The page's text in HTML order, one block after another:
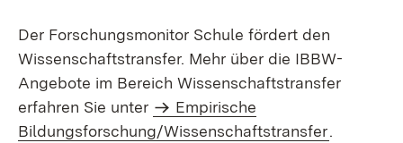
Der Forschungsmonitor Schule fördert den
Wissenschaftstransfer. Mehr über die IBBW-
Angebote im Bereich Wissenschaftstransfer
erfahren Sie unter
Empirische
Bildungsforschung/Wissenschaftstransfer.